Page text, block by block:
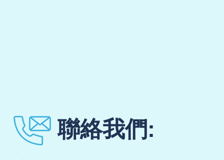
聯絡我們: